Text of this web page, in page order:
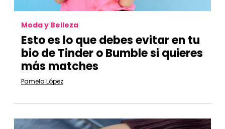
Moda y Belleza
Esto es lo que debes evitar en tu
bio de Tinder o Bumble si quieres
más matches
Pamela López